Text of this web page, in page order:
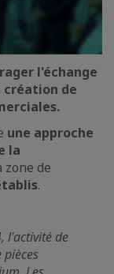
l'échange
de
une approche
la
zone de
.
l'activité de